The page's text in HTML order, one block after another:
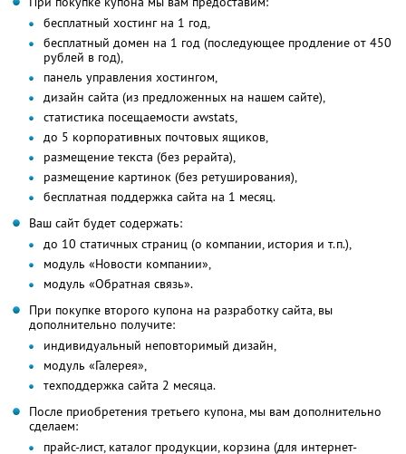
бесплатный хостинг на 1 год,
бесплатный домен на 1 год (последующее продление от 450
рублей в год),
панель управления хостингом,
дизайн сайта (из предложенных на нашем сайте),
статистика посещаемости awstats,
до 5 корпоративных почтовых ящиков,
размещение текста (без рерайта),
размещение картинок (без ретуширования),
бесплатная поддержка сайта на 1 месяц.
Ваш сайт будет содержать:
до 10 статичных страниц (о компании, история и т.п.),
модуль «Новости компании»,
модуль «Обратная связь».
При покупке второго купона на разработку сайта, вы
дополнительно получите:
индивидуальный неповторимый дизайн,
модуль «Галерея»,
техподдержка сайта 2 месяца.
После приобретения третьего купона, мы вам дополнительно
сделаем:
прайс-лист, каталог продукции, корзина (для интернет-